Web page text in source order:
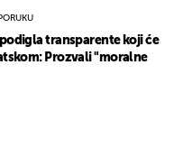
podigla transparente koji će
Prozvali "moralne